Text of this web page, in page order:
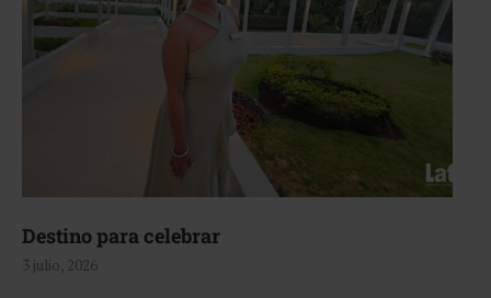
Destino para celebrar
3 julio, 2026